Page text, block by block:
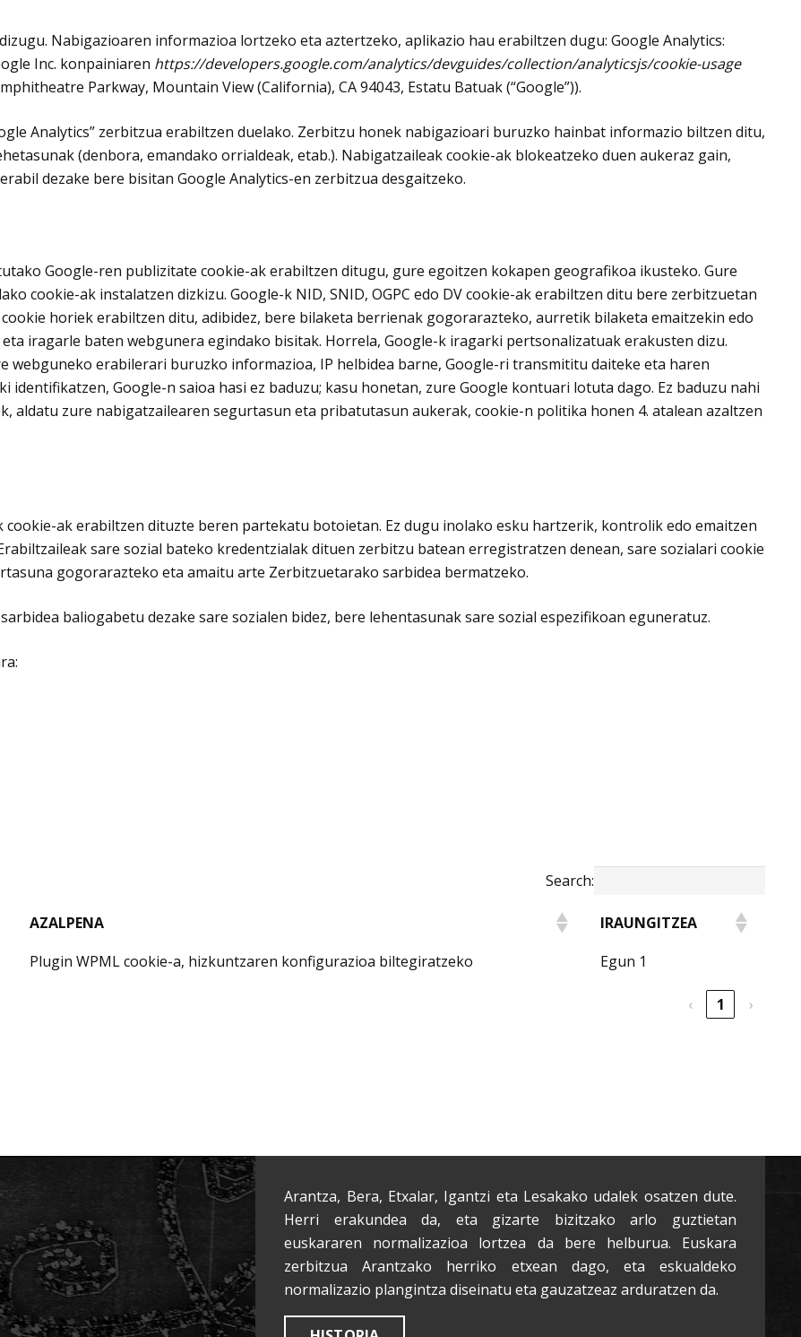
Nabigazioaren informazioa lortzeko eta aztertzeko, aplikazio hau erabiltzen dugu: Google Analytics:
Inc. konpainiaren https://developers.google.com/analytics/devguides/collection/analyticsjs/cookie-usage
Parkway, Mountain View (California), CA 94043, Estatu Batuak (“Google”)).
Analytics” zerbitzua erabiltzen duelako. Zerbitzu honek nabigazioari buruzko hainbat informazio biltzen ditu,
(denbora, emandako orrialdeak, etab.). Nabigatzaileak cookie-ak blokeatzeko duen aukeraz gain,
dezake bere bisitan Google Analytics-en zerbitzua desgaitzeko.
Google-ren publizitate cookie-ak erabiltzen ditugu, gure egoitzen kokapen geografikoa ikusteko. Gure
cookie-ak instalatzen dizkizu. Google-k NID, SNID, OGPC edo DV cookie-ak erabiltzen ditu bere zerbitzuetan
horiek erabiltzen ditu, adibidez, bere bilaketa berrienak gogorarazteko, aurretik bilaketa emaitzekin edo
iragarle baten webgunera egindako bisitak. Horrela, Google-k iragarki pertsonalizatuak erakusten dizu.
webguneko erabilerari buruzko informazioa, IP helbidea barne, Google-ri transmititu daiteke eta haren
Google-n saioa hasi ez baduzu; kasu honetan, zure Google kontuari lotuta dago. Ez baduzu nahi
aldatu zure nabigatzailearen segurtasun eta pribatutasun aukerak, cookie-n politika honen 4. atalean azaltzen
ak erabiltzen dituzte beren partekatu botoietan. Ez dugu inolako esku hartzerik, kontrolik edo emaitzen
sare sozial bateko kredentzialak dituen zerbitzu batean erregistratzen denean, sare sozialari cookie
gogorarazteko eta amaitu arte Zerbitzuetarako sarbidea bermatzeko.
baliogabetu dezake sare sozialen bidez, bere lehentasunak sare sozial espezifikoan eguneratuz.
Search:
AZALPENA
IRAUNGITZEA
Plugin WPML cookie-a, hizkuntzaren konfigurazioa biltegiratzeko Egun 1
‹ 1 ›
Arantza, Bera, Etxalar, Igantzi eta Lesakako udalek osatzen dute.
Herri erakundea da, eta gizarte bizitzako arlo guztietan
euskararen normalizazioa lortzea da bere helburua. Euskara
zerbitzua Arantzako herriko etxean dago, eta eskualdeko
normalizazio plangintza diseinatu eta gauzatzeaz arduratzen da.